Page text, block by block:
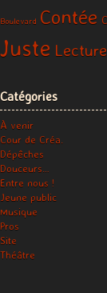
Boulevard Contée
Juste Lecture
Catégories
À venir
Cour de Créa.
Dépêches
Douceurs…
Entre nous !
Jeune public
Musique
Pros
Site
Théâtre